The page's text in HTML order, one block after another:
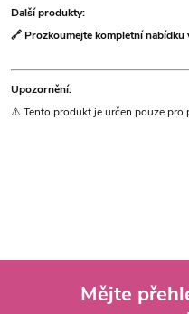
Další produkty:
🔗 Prozkoumejte kompletní nabídku
Upozornění:
⚠️ Tento produkt je určen pouze pro
Mějte